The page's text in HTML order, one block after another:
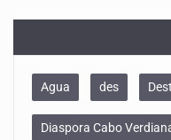
Agua des
Diaspora Cabo